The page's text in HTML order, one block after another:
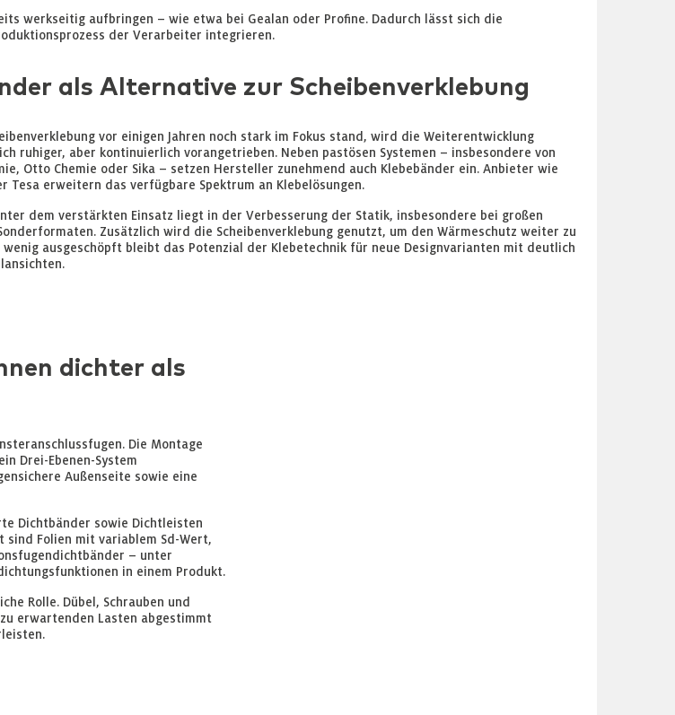
werkseitig aufbringen – wie etwa bei Gealan oder Profine. Dadurch lässt sich die
der Verarbeiter integrieren.
als Alternative zur Scheibenverklebung
vor einigen Jahren noch stark im Fokus stand, wird die Weiterentwicklung
ruhiger, aber kontinuierlich vorangetrieben. Neben pastösen Systemen – insbesondere von
Otto Chemie oder Sika – setzen Hersteller zunehmend auch Klebebänder ein. Anbieter wie
Tesa erweitern das verfügbare Spektrum an Klebelösungen.
dem verstärkten Einsatz liegt in der Verbesserung der Statik, insbesondere bei großen
Zusätzlich wird die Scheibenverklebung genutzt, um den Wärmeschutz weiter zu
wenig ausgeschöpft bleibt das Potenzial der Klebetechnik für neue Designvarianten mit deutlich
dichter als
Die Montage
Drei-Ebenen-System
Außenseite sowie eine
Dichtbänder sowie Dichtleisten
sind Folien mit variablem Sd-Wert,
– unter
in einem Produkt.
Rolle. Dübel, Schrauben und
erwartenden Lasten abgestimmt